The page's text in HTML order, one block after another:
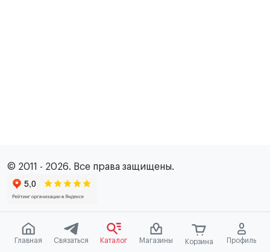
Главная Связаться Каталог Магазины Корзина Профиль
© 2011 - 2026. Все права защищены.